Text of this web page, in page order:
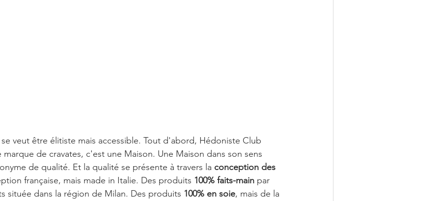
veut être élitiste mais accessible. Tout d'abord, Hédoniste Club
de cravates, c'est une Maison. Une Maison dans son sens
de qualité. Et la qualité se présente à travers la conception des
française, mais made in Italie. Des produits 100% faits-main par
située dans la région de Milan. Des produits 100% en soie, mais de la